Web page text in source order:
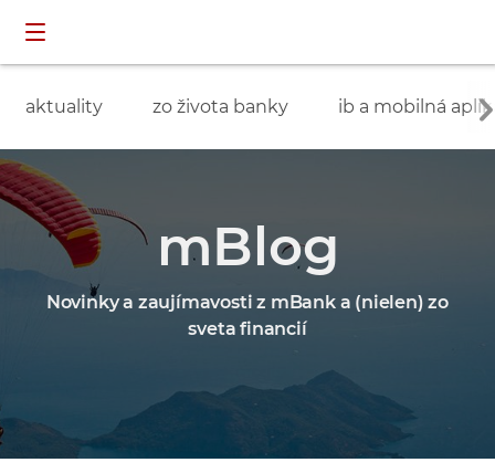
aktuality zo života banky ib a mobilná
mBlog
Novinky a zaujímavosti z mBank a (nielen) zo
sveta financií